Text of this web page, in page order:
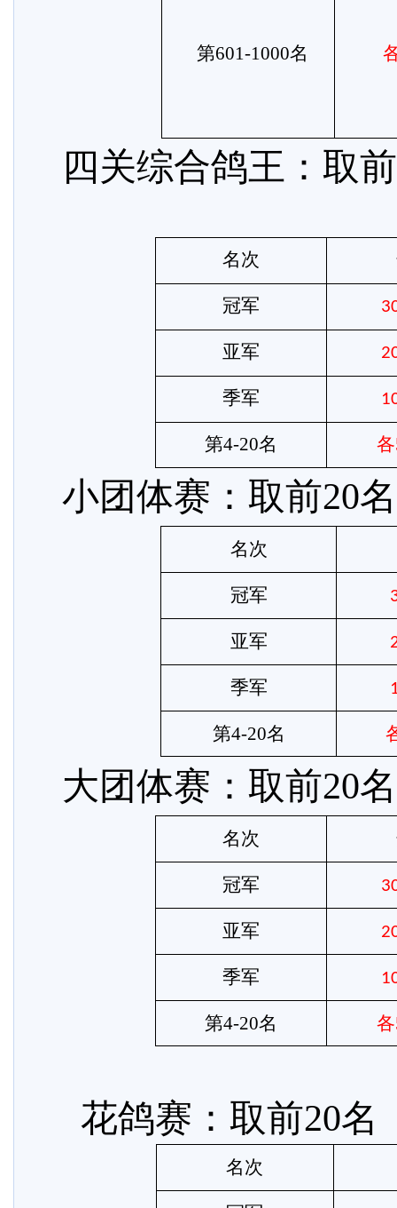
第601-1000名
四关综合鸽王：取前
名次
冠军
亚军
季军
第4-20名 各
小团体赛：取前20
名次
冠军
亚军
季军
第4-20名
大团体赛：取前20
名次
冠军
亚军
季军
第4-20名 各
花鸽赛：取前20名
名次